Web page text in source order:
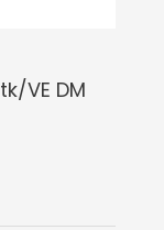
VE DM